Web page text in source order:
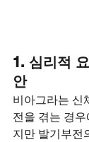
1. 심리적
안
비아그라는 신
전을 겪는 경
지만 발기부전